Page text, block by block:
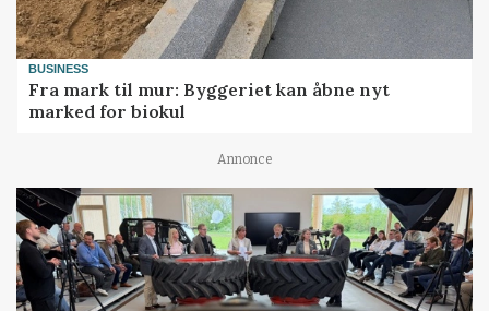
BUSINESS
Fra mark til mur: Byggeriet kan åbne nyt
marked for biokul
Annonce